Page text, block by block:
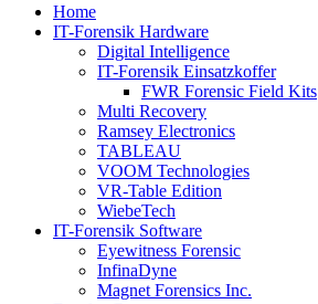
Home
IT-Forensik Hardware
Digital Intelligence
IT-Forensik Einsatzkoffer
FWR Forensic Field Kits
Multi Recovery
Ramsey Electronics
TABLEAU
VOOM Technologies
VR-Table Edition
WiebeTech
IT-Forensik Software
Eyewitness Forensic
InfinaDyne
Magnet Forensics Inc.